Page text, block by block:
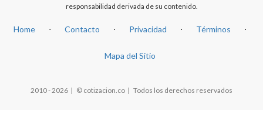
responsabilidad derivada de su contenido.
Home ⋅ Contacto ⋅ Privacidad ⋅ Términos ⋅
Mapa del Sitio
2010 - 2026 | © cotizacion.co | Todos los derechos reservados